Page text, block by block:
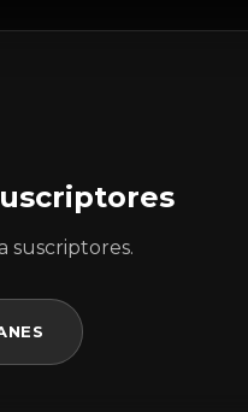
suscriptores.